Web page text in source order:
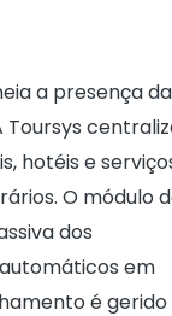
a presença da
Toursys
hotéis e
O módulo
dos
em
é gerido